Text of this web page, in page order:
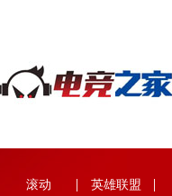
滚动 英雄联盟